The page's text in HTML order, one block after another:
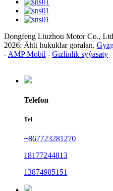
Dongfeng Liuzhou Motor Co.,
2026: Ähli hukuklar goralan.
- AMP Mobil - Gizlinlik syýasaty
Telefon
Tel
+867723281270
18177244813
13874985151